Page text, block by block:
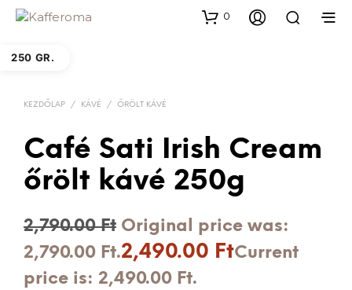
0
250 GR.
KEZDŐLAP / KÁVÉ / ŐRÖLT KÁVÉ
Café Sati Irish Cream
őrölt kávé 250g
2,790.00Ft Original price was:
2,790.00 Ft.2,490.00 FtCurrent
price is: 2,490.00 Ft.